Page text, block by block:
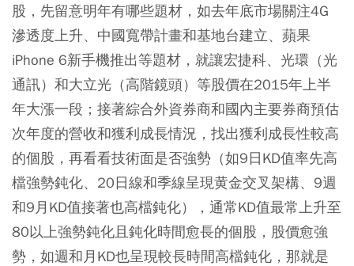
股，先留意明年有哪些題材，如去年底市場關注4G
滲透度上升、中國寬帶計畫和基地台建立、蘋果
iPhone 6新手機推出等題材，就讓宏捷科、光環（光
通訊）和大立光（高階鏡頭）等股價在2015年上半
年大漲一段；接著綜合外資券商和國內主要券商預估
次年度的營收和獲利成長情況，找出獲利成長性較高
的個股，再看看技術面是否強勢（如9日KD值率先高
檔強勢鈍化、20日線和季線呈現黄金交叉架構、9週
和9月KD值接著也高檔鈍化），通常KD值最常上升至
80以上強勢鈍化且鈍化時間愈長的個股，股價愈強
勢，如週和月KD也呈現較長時間高檔鈍化，那就是